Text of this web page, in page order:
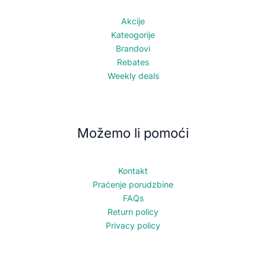
Akcije
Kateogorije
Brandovi
Rebates
Weekly deals
Možemo li pomoći
Kontakt
Praćenje porudzbine
FAQs
Return policy
Privacy policy